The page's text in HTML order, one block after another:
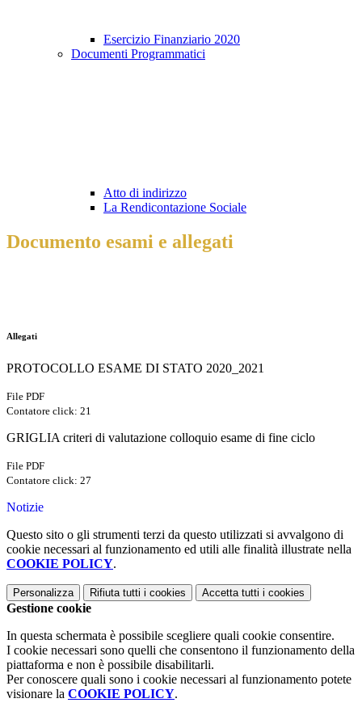
Esercizio Finanziario 2020
Documenti Programmatici
Atto di indirizzo
La Rendicontazione Sociale
Documento esami e allegati
Allegati
PROTOCOLLO ESAME DI STATO 2020_2021
File PDF
Contatore click: 21
GRIGLIA criteri di valutazione colloquio esame di fine ciclo
File PDF
Contatore click: 27
Notizie
Questo sito o gli strumenti terzi da questo utilizzati si avvalgono di
cookie necessari al funzionamento ed utili alle finalità illustrate nella
COOKIE POLICY.
Personalizza Rifiuta tutti i cookies Accetta tutti i cookies
Gestione cookie
In questa schermata è possibile scegliere quali cookie consentire.
I cookie necessari sono quelli che consentono il funzionamento della
piattaforma e non è possibile disabilitarli.
Per conoscere quali sono i cookie necessari al funzionamento potete
visionare la COOKIE POLICY.